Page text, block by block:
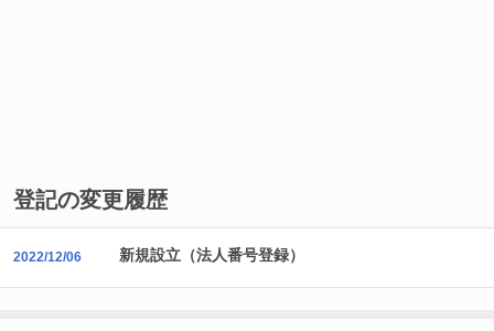
登記の変更履歴
2022/12/06 新規設立（法人番号登録）